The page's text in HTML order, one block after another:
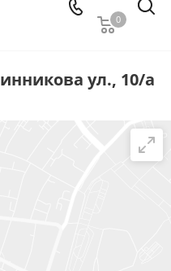
0
ул., 10/а